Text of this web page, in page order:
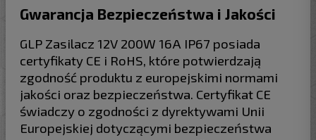
Gwarancja Bezpieczeństwa i Jakości
GLP Zasilacz 12V 200W 16A IP67 posiada
certyfikaty CE i RoHS, które potwierdzają
zgodność produktu z europejskimi normami
jakości oraz bezpieczeństwa. Certyfikat CE
świadczy o zgodności z dyrektywami Unii
Europejskiej dotyczącymi bezpieczeństwa